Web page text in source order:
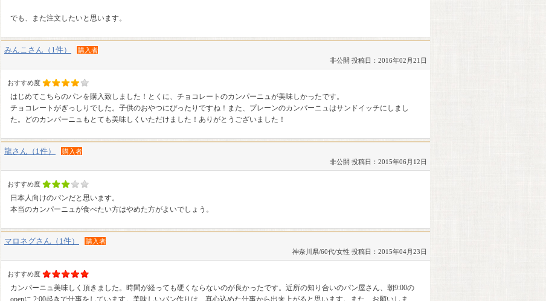
でも、また注文したいと思います。
みんこさん（1件）
購入者
非公開 投稿日：2016年02月21日
おすすめ度
はじめてこちらのパンを購入致しました！とくに、チョコレートのカンパーニュが美味しかったです。
チョコレートがぎっしりでした。子供のおやつにぴったりですね！また、プレーンのカンパーニュはサンドイッチにしまし
た。どのカンパーニュもとても美味しくいただけました！ありがとうございました！
龍さん（1件）
購入者
非公開 投稿日：2015年06月12日
おすすめ度
日本人向けのパンだと思います。
本当のカンパーニュが食べたい方はやめた方がよいでしょう。
マロネグさん（1件）
購入者
神奈川県/60代/女性 投稿日：2015年04月23日
おすすめ度
カンパーニュ美味しく頂きました。時間が経っても硬くならないのが良かったです。近所の知り合いのパン屋さん、朝9:00の
openに 2:00起きで仕事をしています。美味しいパン作りは、真心込めた仕事から出来上がると思います。また、お願いしま